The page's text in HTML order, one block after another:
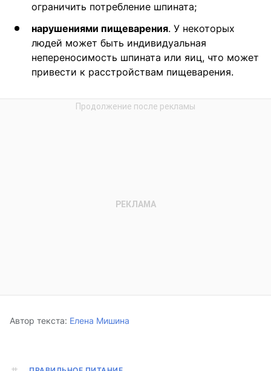
ограничить потребление шпината;
нарушениями пищеварения. У некоторых
людей может быть индивидуальная
непереносимость шпината или яиц, что может
привести к расстройствам пищеварения.
Автор текста: Елена Мишина